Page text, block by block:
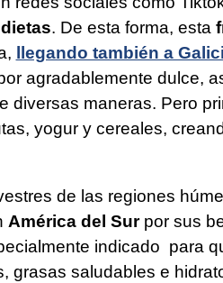
dietas. De esta forma, esta
llegando también a
agradablemente dulce,
diversas maneras. Pero
yogur y cereales,
de las regiones
América del Surpor sus
indicado para
grasas saludables e